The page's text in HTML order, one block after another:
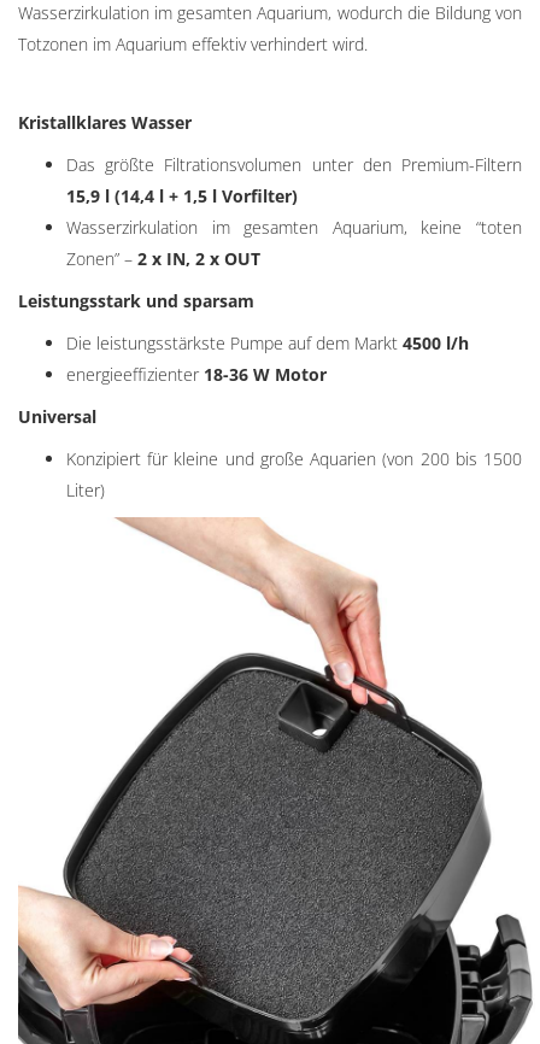
Wasserzirkulation im gesamten Aquarium, wodurch die Bildung von
Totzonen im Aquarium effektiv verhindert wird.
Kristallklares Wasser
Das größte Filtrationsvolumen unter den Premium-Filtern
15,9 l (14,4 l + 1,5 l Vorfilter)
Wasserzirkulation im gesamten Aquarium, keine “toten
Zonen” – 2 x IN, 2 x OUT
Leistungsstark und sparsam
Die leistungsstärkste Pumpe auf dem Markt 4500 l/h
energieeffizienter 18-36 W Motor
Universal
Konzipiert für kleine und große Aquarien (von 200 bis 1500
Liter)